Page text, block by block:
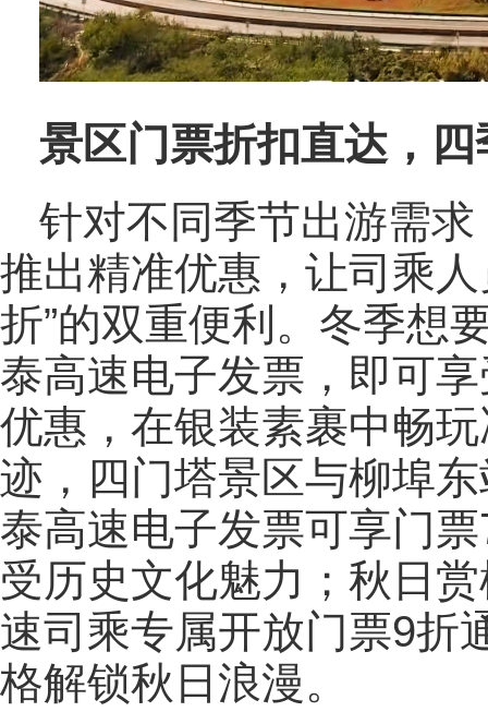
景区门票折扣直达，
针对不同季节出游需
推出精准优惠，让司乘
折”的双重便利。冬季想
泰高速电子发票，即可
优惠，在银装素裹中畅
迹，四门塔景区与柳埠
泰高速电子发票可享门
受历史文化魅力；秋日
速司乘专属开放门票9折
格解锁秋日浪漫。